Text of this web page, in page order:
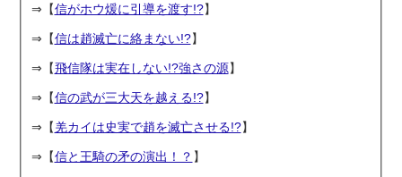
⇒【信がホウ煖に引導を渡す!?】
⇒【信は趙滅亡に絡まない!?】
⇒【飛信隊は実在しない!?強さの源】
⇒【信の武が三大天を越える!?】
⇒【羌カイは史実で趙を滅亡させる!?】
⇒【信と王騎の矛の演出！？ 】